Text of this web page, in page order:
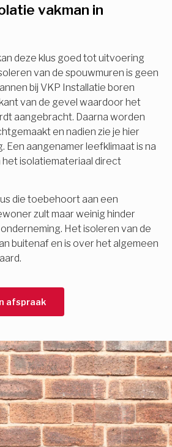
vakman in
deze klus goed tot uitvoering
van de spouwmuren is geen
bij VKP Installatie boren
van de gevel waardoor het
aangebracht. Daarna worden
en nadien zie je hier
Een aangenamer leefklimaat is na
isolatiemateriaal direct
die toebehoort aan een
zult maar weinig hinder
Het isoleren van de
buitenaf en is over het algemeen
afspraak